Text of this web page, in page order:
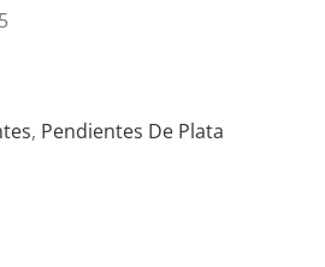
, Pendientes De Plata